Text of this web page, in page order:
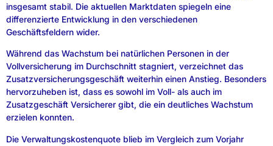
insgesamt stabil. Die aktuellen Marktdaten spiegeln eine
differenzierte Entwicklung in den verschiedenen
Geschäftsfeldern wider.
Während das Wachstum bei natürlichen Personen in der
Vollversicherung im Durchschnitt stagniert, verzeichnet das
Zusatzversicherungsgeschäft weiterhin einen Anstieg. Besonders
hervorzuheben ist, dass es sowohl im Voll- als auch im
Zusatzgeschäft Versicherer gibt, die ein deutliches Wachstum
erzielen konnten.
Die Verwaltungskostenquote blieb im Vergleich zum Vorjahr